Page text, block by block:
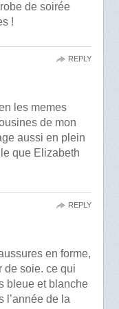
de soirée
!
les memes
de mon
aussi en plein
que Elizabeth
REPLY
en forme,
de soie. ce qui
bleue et blanche
l’année de la
REPLY